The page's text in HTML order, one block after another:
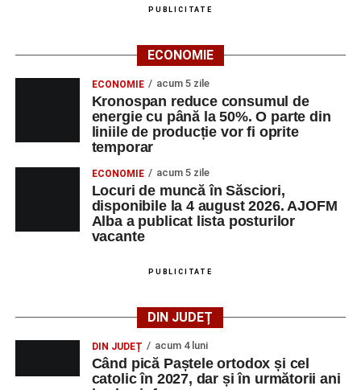
PUBLICITATE
ECONOMIE
ECONOMIE acum 5 zile
Kronospan reduce consumul de
energie cu până la 50%. O parte din
liniile de producție vor fi oprite
temporar
ECONOMIE acum 5 zile
Locuri de muncă în Săsciori,
disponibile la 4 august 2026. AJOFM
Alba a publicat lista posturilor
vacante
PUBLICITATE
DIN JUDEȚ
DIN JUDEȚ acum 4 luni
Când pică Paștele ortodox și cel
catolic în 2027, dar și în următorii ani